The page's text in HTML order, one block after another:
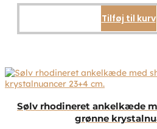
Tilføj til kurv
Sølv rhodineret ankelkæde
grønne